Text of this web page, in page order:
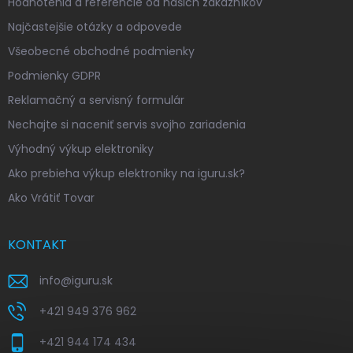
Najčastejšie otázky a odpovede
Všeobecné obchodné podmienky
Podmienky GDPR
Reklamačný a servisný formulár
Nechajte si naceniť servis svojho zariadenia
Výhodný výkup elektroniky
Ako prebieha výkup elektroniky na iguru.sk?
Ako Vrátiť Tovar
KONTAKT
info@iguru.sk
+421 949 376 962
+421 944 174 434